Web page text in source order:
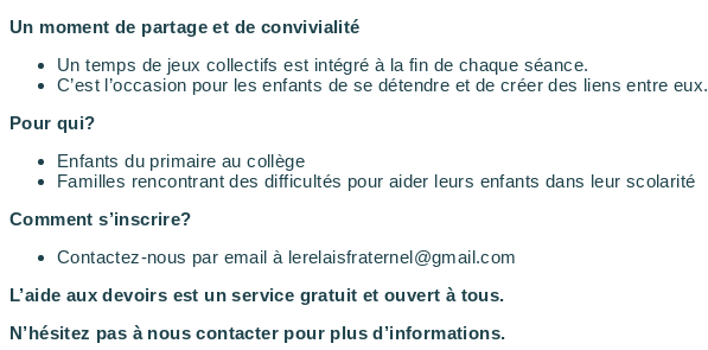
Un moment de partage et de convivialité
Un temps de jeux collectifs est intégré à la fin de chaque séance.
C’est l’occasion pour les enfants de se détendre et de créer des liens entre eux.
Pour qui?
Enfants du primaire au collège
Familles rencontrant des difficultés pour aider leurs enfants dans leur scolarité
Comment s’inscrire?
Contactez-nous par email à lerelaisfraternel@gmail.com
L’aide aux devoirs est un service gratuit et ouvert à tous.
N’hésitez pas à nous contacter pour plus d’informations.